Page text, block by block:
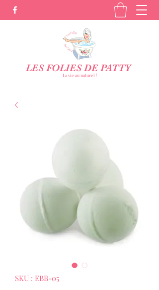
LES FOLIES DE PATTY
La vie au naturel !
SKU : EBB-05